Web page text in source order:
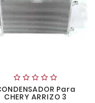
Para
CHERY ARRIZO 3